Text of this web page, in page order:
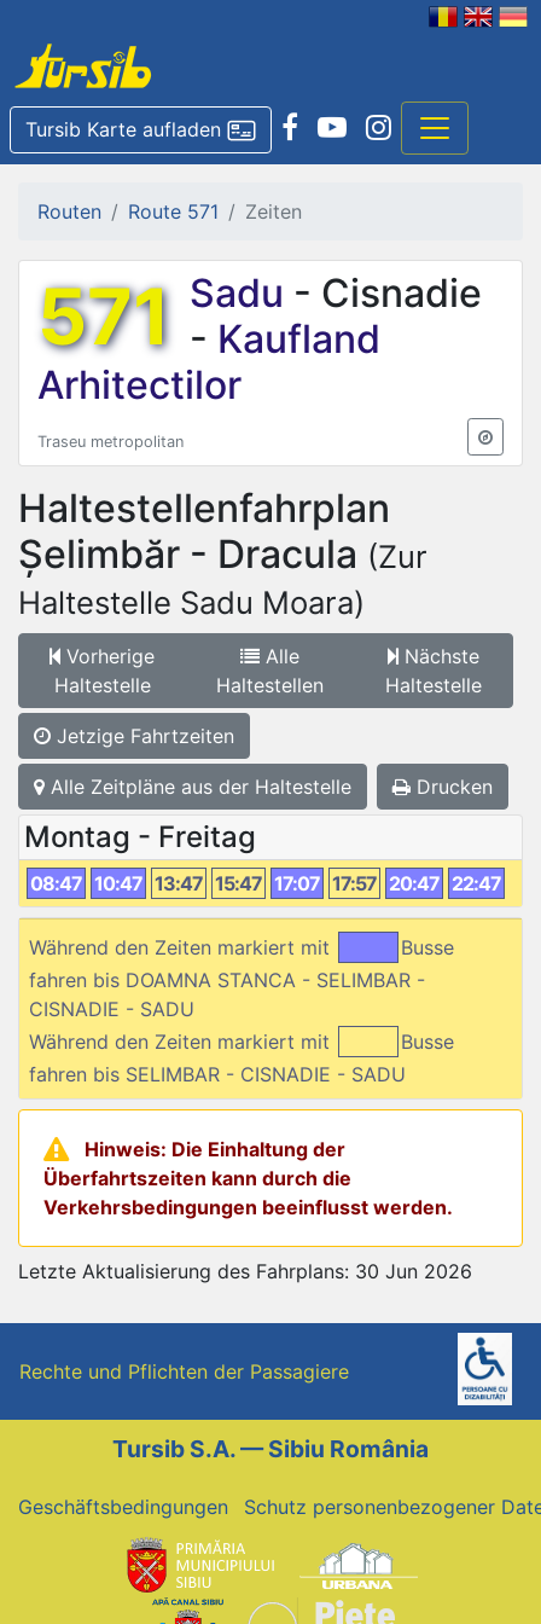
Tursib Karte aufladen
Routen Route 571 Zeiten
571 Sadu - Cisnadie
- Kaufland
Arhitectilor
Traseu metropolitan
Haltestellenfahrplan
Șelimbăr - Dracula (Zur
Haltestelle Sadu Moara)
Vorherige
Haltestelle
Alle
Haltestellen
Nächste
Haltestelle
Jetzige Fahrtzeiten
Alle Zeitpläne aus der Haltestelle Drucken
Montag - Freitag
08:47 10:47 13:47 15:47 17:07 17:57 20:47 22:47
Während den Zeiten markiert mit
Busse
fahren bis DOAMNA STANCA - SELIMBAR -
CISNADIE - SADU
Während den Zeiten markiert mit
Busse
fahren bis SELIMBAR - CISNADIE - SADU
Hinweis: Die Einhaltung der
Überfahrtszeiten kann durch die
Verkehrsbedingungen beeinflusst werden.
Letzte Aktualisierung des Fahrplans: 30 Jun 2026
Rechte und Pflichten der Passagiere
Tursib S.A. — Sibiu România
Geschäftsbedingungen Schutz personenbezogener